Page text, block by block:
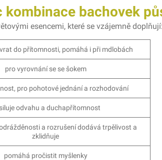
bachovek
esencemi, které se vzájemně doplňují:
do přítomnosti, pomáhá i při mdlobách
pro vyrovnání se se šokem
pro pohotové jednání a rozhodování
odvahu a duchapřítomnost
a rozrušení dodává trpělivost a
zklidňuje
pomáhá pročistit myšlenky